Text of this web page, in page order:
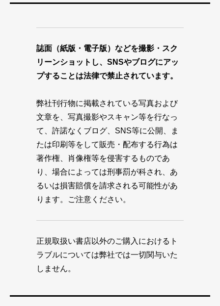
誌面（紙版・電子版）などを撮影・スク
リーンショットし、SNSやブログにアッ
プすることは法律で禁止されています。
弊社刊行物に掲載されている写真および
文章を、写真撮影やスキャン等を行なっ
て、許諾なくブログ、SNS等に公開、ま
たは印刷等をして販売・配布する行為は
著作権、肖像権等を侵害するものであ
り、場合によっては刑事罰が科され、あ
るいは損害賠償を請求される可能性があ
ります。ご注意ください。
正規取扱い書店以外のご購入におけるト
ラブルについては弊社では一切関与いた
しません。